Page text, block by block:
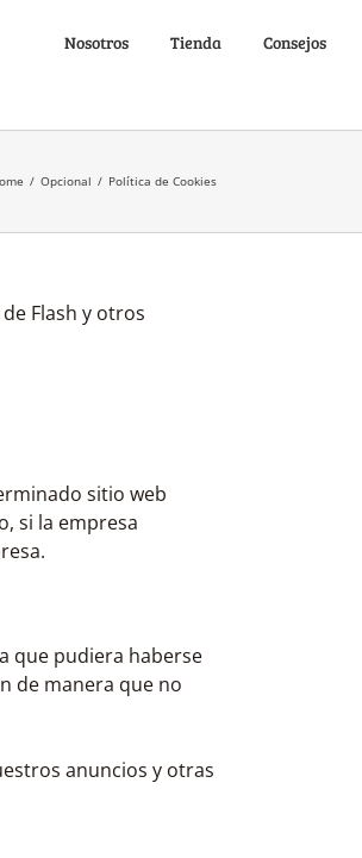
Nosotros Tienda Consejos
/ Opcional / Política de Cookies
Flash y otros
sitio web
si la empresa
que pudiera haberse
de manera que no
anuncios y otras